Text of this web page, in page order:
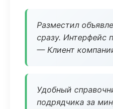
Разместил
сразу. Интерфейс
— Клиент
Удобный
подрядчика за